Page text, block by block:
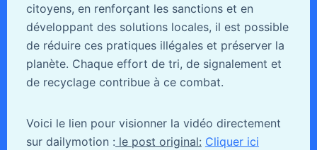
citoyens, en renforçant les sanctions et en
développant des solutions locales, il est possible
de réduire ces pratiques illégales et préserver la
planète. Chaque effort de tri, de signalement et
de recyclage contribue à ce combat.
Voici le lien pour visionner la vidéo directement
sur dailymotion : le post original: Cliquer ici